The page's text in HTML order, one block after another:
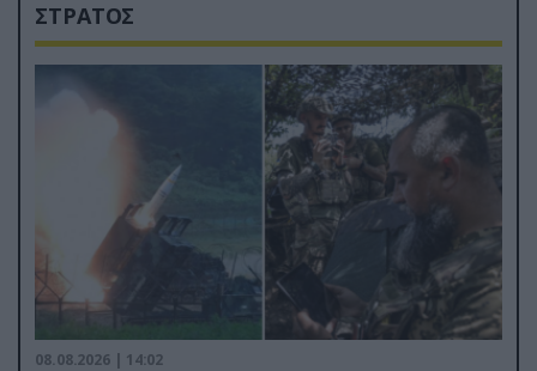
ΣΤΡΑΤΟΣ
08.08.2026 | 14:02